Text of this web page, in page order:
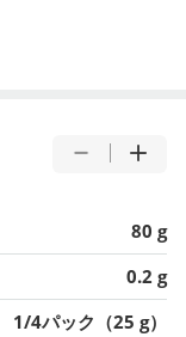
80 g
0.2 g
1/4パック（25 g）